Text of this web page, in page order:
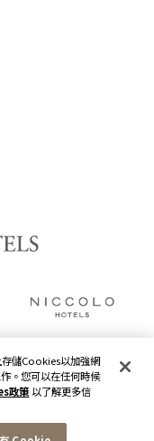
一切權利。
儲Cookies以加強網
。您可以在任何時候
政策以了解更多信